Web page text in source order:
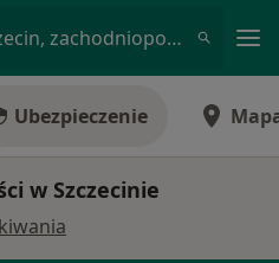
Osteoporoza • Szczecin, zachodniopomorskie
Ubezpieczenie
w Szczecinie